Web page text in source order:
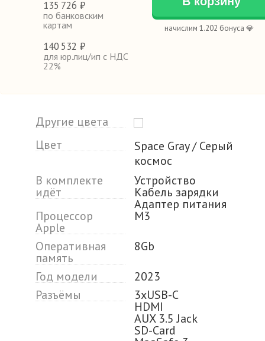
135 726 ₽
по банковским
картам
140 532 ₽
для юр.лиц/ип с НДС
22%
начислим 1.202 бонуса 💎
Другие цвета
Цвет
Space Gray / Серый
космос
В комплекте
идёт
Устройство
Кабель зарядки
Адаптер питания
Процессор
Apple
M3
Оперативная
память
8Gb
Год модели
2023
Разъёмы
3xUSB-C
HDMI
AUX 3.5 Jack
SD-Card